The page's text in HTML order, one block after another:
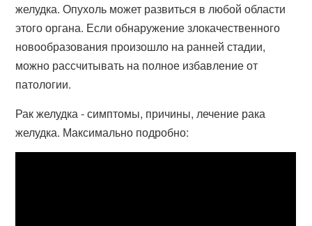
желудка. Опухоль может развиться в любой области
этого органа. Если обнаружение злокачественного
новообразования произошло на ранней стадии,
можно рассчитывать на полное избавление от
патологии.
Рак желудка - симптомы, причины, лечение рака
желудка. Максимально подробно: